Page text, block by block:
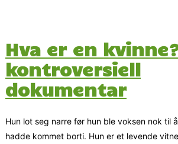
Hva er en
kontroversiell
dokumentar
Hun lot seg narre før hun ble voksen nok til
hadde kommet borti. Hun er et levende